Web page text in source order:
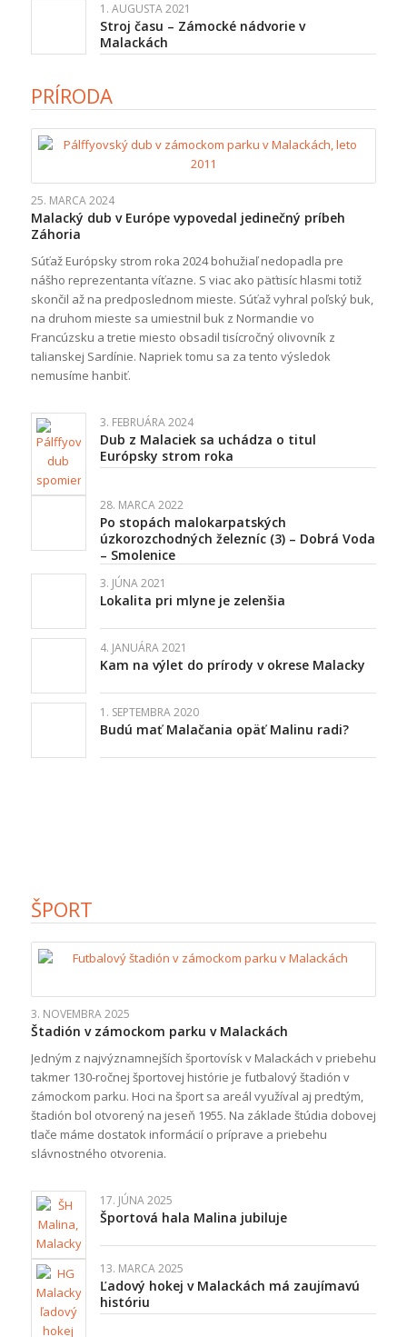
1. AUGUSTA 2021
Stroj času – Zámocké nádvorie v
Malackách
PRÍRODA
25. MARCA 2024
Malacký dub v Európe vypovedal jedinečný príbeh
Záhoria
Súťaž Európsky strom roka 2024 bohužiaľ nedopadla pre
nášho reprezentanta víťazne. S viac ako päťtisíc hlasmi totiž
skončil až na predposlednom mieste. Súťaž vyhral poľský buk,
na druhom mieste sa umiestnil buk z Normandie vo
Francúzsku a tretie miesto obsadil tisícročný olivovník z
talianskej Sardínie. Napriek tomu sa za tento výsledok
nemusíme hanbiť.
3. FEBRUÁRA 2024
Dub z Malaciek sa uchádza o titul
Európsky strom roka
28. MARCA 2022
Po stopách malokarpatských
úzkorozchodných železníc (3) – Dobrá Voda
– Smolenice
3. JÚNA 2021
Lokalita pri mlyne je zelenšia
4. JANUÁRA 2021
Kam na výlet do prírody v okrese Malacky
1. SEPTEMBRA 2020
Budú mať Malačania opäť Malinu radi?
ŠPORT
3. NOVEMBRA 2025
Štadión v zámockom parku v Malackách
Jedným z najvýznamnejších športovísk v Malackách v priebehu
takmer 130-ročnej športovej histórie je futbalový štadión v
zámockom parku. Hoci na šport sa areál využíval aj predtým,
štadión bol otvorený na jeseň 1955. Na základe štúdia dobovej
tlače máme dostatok informácií o príprave a priebehu
slávnostného otvorenia.
17. JÚNA 2025
Športová hala Malina jubiluje
13. MARCA 2025
Ľadový hokej v Malackách má zaujímavú
históriu